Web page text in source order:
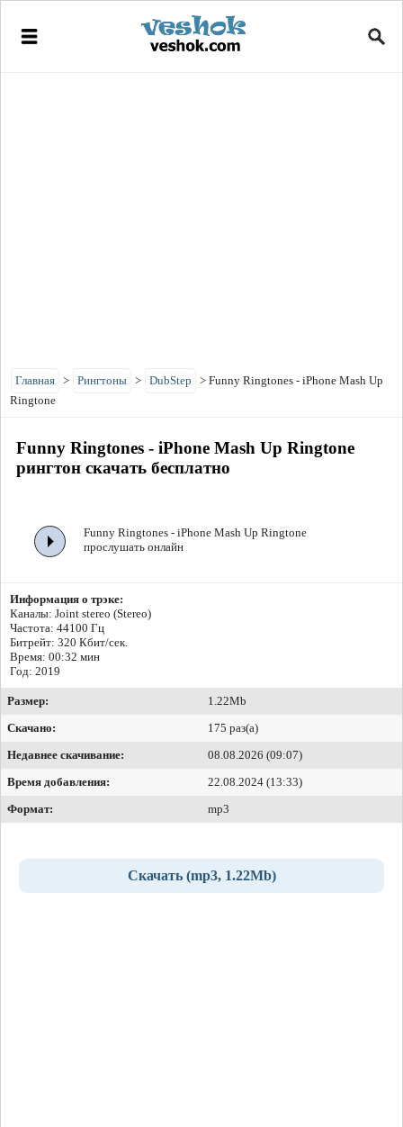
Главная > Рингтоны > DubStep > Funny Ringtones - iPhone Mash Up
Ringtone
Funny Ringtones - iPhone Mash Up Ringtone
рингтон скачать бесплатно
Funny Ringtones - iPhone Mash Up Ringtone
прослушать онлайн
Информация о трэке:
Каналы: Joint stereo (Stereo)
Частота: 44100 Гц
Битрейт: 320 Кбит/сек.
Время: 00:32 мин
Год: 2019
Размер:
1.22Mb
Скачано:
175 раз(а)
Недавнее скачивание:
08.08.2026 (09:07)
Время добавления:
22.08.2024 (13:33)
Формат:
mp3
Скачать (mp3, 1.22Mb)